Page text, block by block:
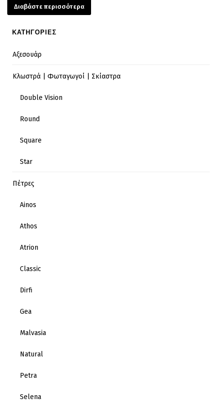
Διαβάστε περισσότερα
ΚΑΤΗΓΟΡΙΕΣ
Αξεσουάρ
Κλωστρά | Φωταγωγοί | Σκίαστρα
Double Vision
Round
Square
Star
Πέτρες
Ainos
Athos
Atrion
Classic
Dirfi
Gea
Malvasia
Natural
Petra
Selena